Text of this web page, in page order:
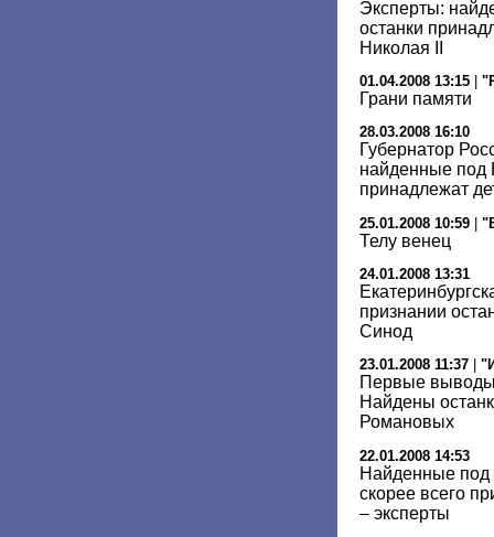
Эксперты:
останки
Николая II
01.04.2008 13:15
Грани памяти
28.03.2008 16:10
Губернатор
найденные под
принадлежат
25.01.2008 10:59
Телу венец
24.01.2008 13:31
признании
Синод
23.01.2008 11:37
Первые выводы
Найдены
Романовых
22.01.2008 14:53
Найденные под
скорее всего
– эксперты